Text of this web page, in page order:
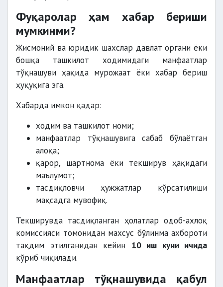
Фуқаролар ҳам хабар бериши
мумкинми?
Жисмоний ва юридик шахслар давлат органи ёки
бошқа ташкилот ходимидаги манфаатлар
тўқнашуви ҳақида мурожаат ёки хабар бериш
ҳуқуқига эга.
Хабарда имкон қадар:
ходим ва ташкилот номи;
манфаатлар тўқнашувига сабаб бўлаётган
алоқа;
қарор, шартнома ёки текширув ҳақидаги
маълумот;
тасдиқловчи ҳужжатлар кўрсатилиши
мақсадга мувофиқ.
Текширувда тасдиқланган ҳолатлар одоб-ахлоқ
комиссияси томонидан махсус бўлинма ахбороти
тақдим этилганидан кейин 10 иш куни ичида
кўриб чиқилади.
Манфаатлар тўқнашувида қабул